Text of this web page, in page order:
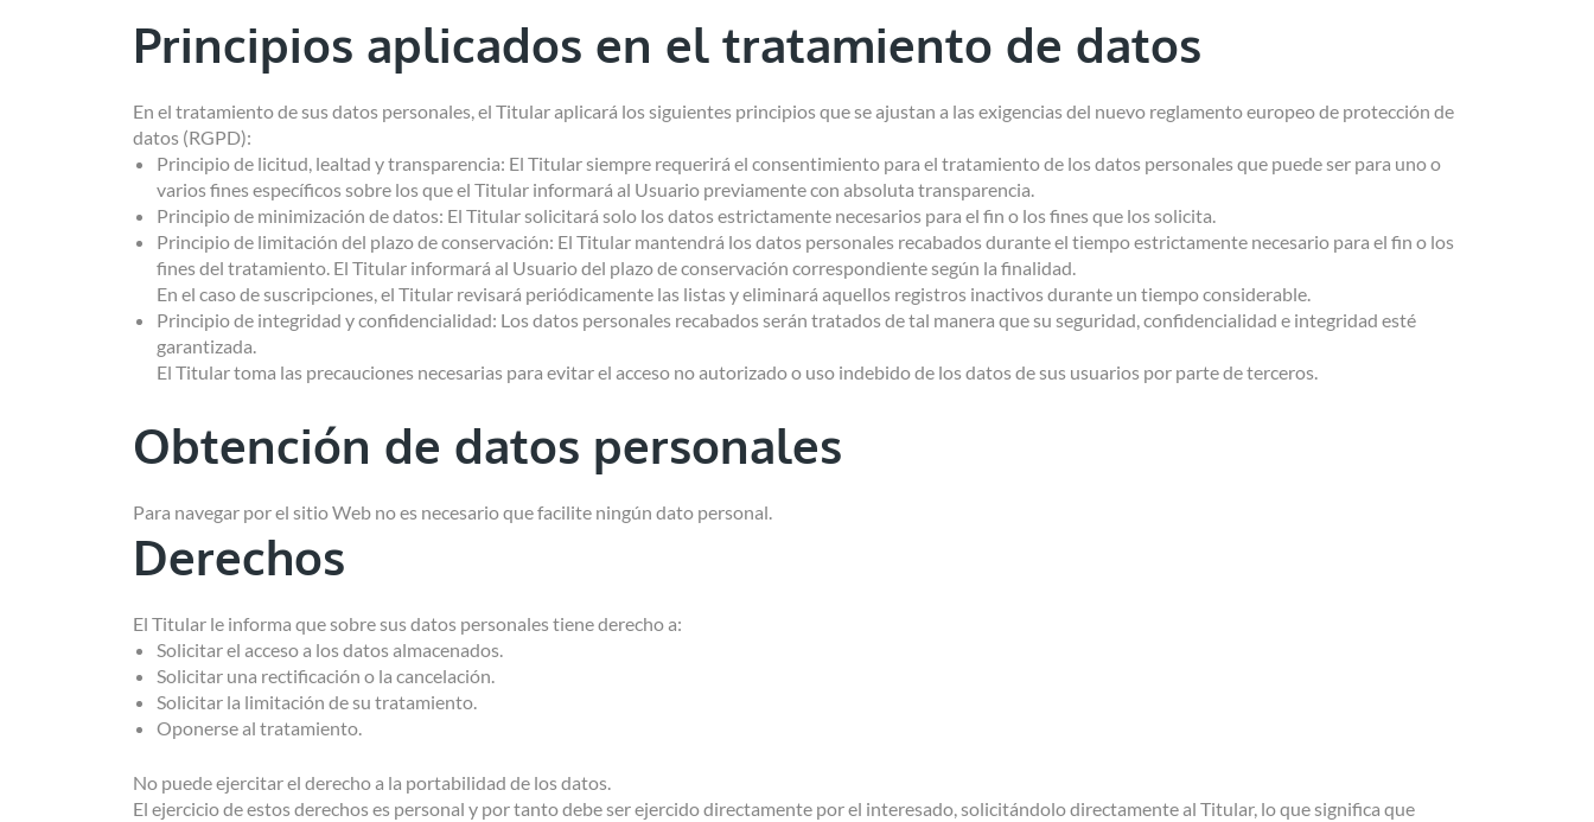
Principios aplicados en el tratamiento de datos
En el tratamiento de sus datos personales, el Titular aplicará los siguientes principios que se ajustan a las exigencias del nuevo reglamento europeo de protección de
datos (RGPD):
Principio de licitud, lealtad y transparencia: El Titular siempre requerirá el consentimiento para el tratamiento de los datos personales que puede ser para uno o
varios fines específicos sobre los que el Titular informará al Usuario previamente con absoluta transparencia.
Principio de minimización de datos: El Titular solicitará solo los datos estrictamente necesarios para el fin o los fines que los solicita.
Principio de limitación del plazo de conservación: El Titular mantendrá los datos personales recabados durante el tiempo estrictamente necesario para el fin o los
fines del tratamiento. El Titular informará al Usuario del plazo de conservación correspondiente según la finalidad.
En el caso de suscripciones, el Titular revisará periódicamente las listas y eliminará aquellos registros inactivos durante un tiempo considerable.
Principio de integridad y confidencialidad: Los datos personales recabados serán tratados de tal manera que su seguridad, confidencialidad e integridad esté
garantizada.
El Titular toma las precauciones necesarias para evitar el acceso no autorizado o uso indebido de los datos de sus usuarios por parte de terceros.
Obtención de datos personales
Para navegar por el sitio Web no es necesario que facilite ningún dato personal.
Derechos
El Titular le informa que sobre sus datos personales tiene derecho a:
Solicitar el acceso a los datos almacenados.
Solicitar una rectificación o la cancelación.
Solicitar la limitación de su tratamiento.
Oponerse al tratamiento.
No puede ejercitar el derecho a la portabilidad de los datos.
El ejercicio de estos derechos es personal y por tanto debe ser ejercido directamente por el interesado, solicitándolo directamente al Titular, lo que significa que